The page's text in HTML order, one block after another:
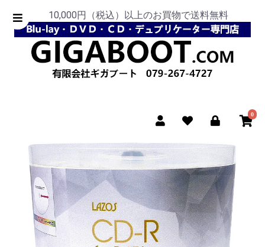
10,000円（税込）以上のお買物で送料無料
0